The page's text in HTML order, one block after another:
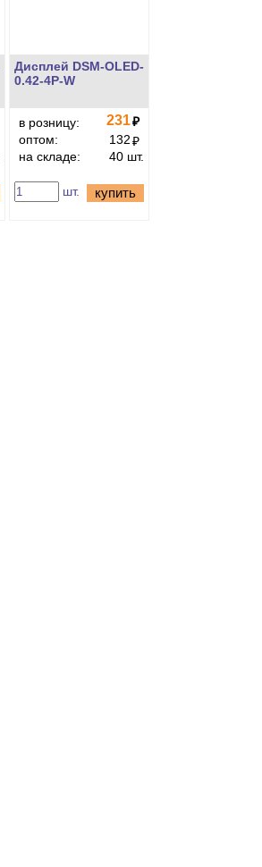
Дисплей DSM-OLED-
0.42-4P-W
в розницу: 231₽
оптом:
132₽
на складе:
40 шт.
шт. купить